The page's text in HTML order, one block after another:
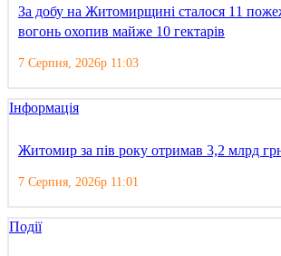
За добу на Житомирщині сталося 11
вогонь охопив майже 10 гектарів
7 Серпня, 2026р 11:03
Інформація
Житомир за пів року отримав 3,2 млрд
7 Серпня, 2026р 11:01
Події